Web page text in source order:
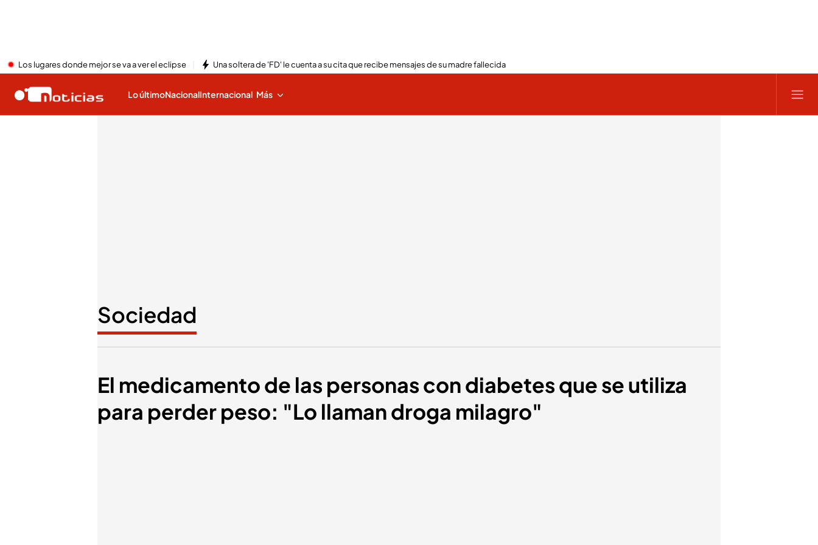
Los lugares donde mejor se va a ver el eclipse Una soltera de 'FD' le cuenta a su cita que recibe mensajes de su madre fallecida
Lo últimoNacionalInternacional Más
Sociedad
El medicamento de las personas con diabetes que se utiliza
para perder peso: "Lo llaman droga milagro"